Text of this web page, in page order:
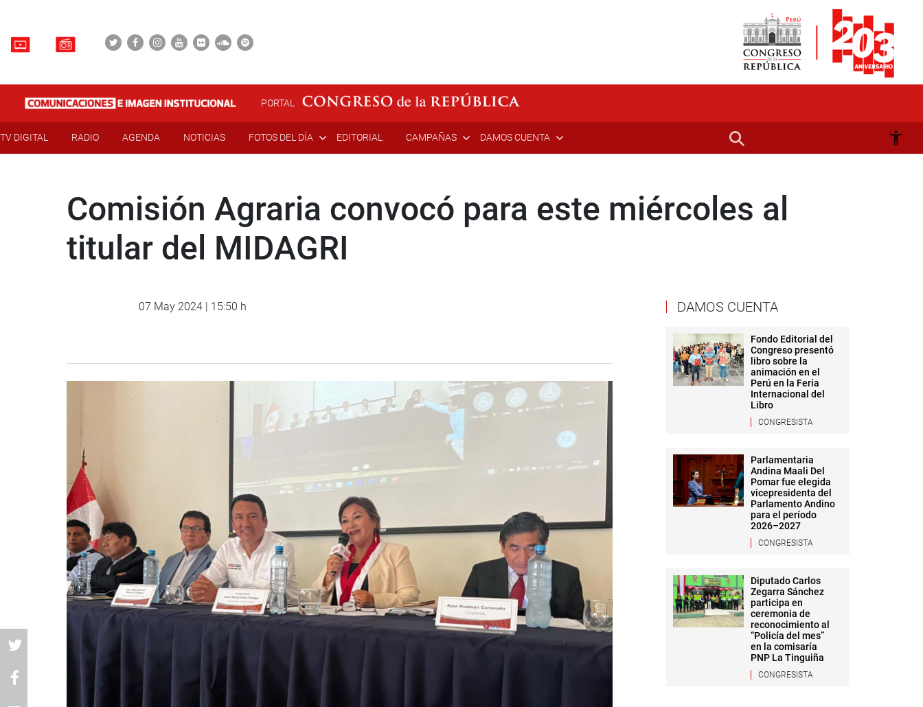
PORTAL
TV DIGITAL RADIO AGENDA NOTICIAS FOTOS DEL DÍA EDITORIAL CAMPAÑAS DAMOS CUENTA
Comisión Agraria convocó para este miércoles al
titular del MIDAGRI
07 May 2024 | 15:50 h DAMOS CUENTA
Fondo Editorial del
Congreso presentó
libro sobre la
animación en el
Perú en la Feria
Internacional del
Libro
CONGRESISTA
Parlamentaria
Andina Maali Del
Pomar fue elegida
vicepresidenta del
Parlamento Andino
para el período
2026–2027
CONGRESISTA
Diputado Carlos
Zegarra Sánchez
participa en
ceremonia de
reconocimiento al
“Policía del mes”
en la comisaría
PNP La Tinguiña
CONGRESISTA